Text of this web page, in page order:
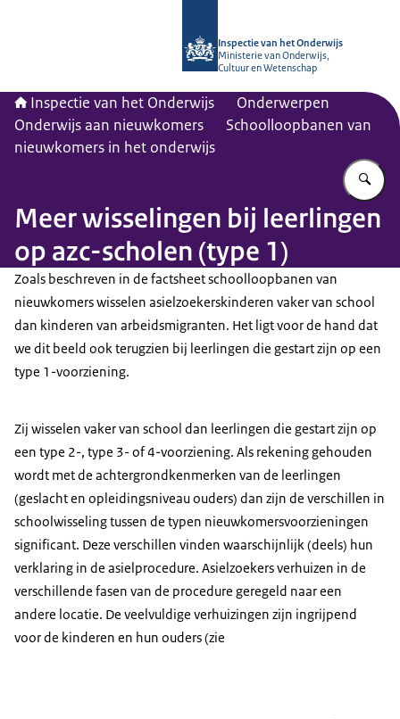
Inspectie van het Onderwijs
Ministerie van Onderwijs,
Cultuur en Wetenschap
Inspectie van het Onderwijs
Onderwerpen
Onderwijs aan nieuwkomers
Schoolloopbanen van
nieuwkomers in het onderwijs
Meer wisselingen bij leerlingen
op azc-scholen (type 1)
Zoals beschreven in de factsheet schoolloopbanen van
nieuwkomers wisselen asielzoekerskinderen vaker van school
dan kinderen van arbeidsmigranten. Het ligt voor de hand dat
we dit beeld ook terugzien bij leerlingen die gestart zijn op een
type 1-voorziening.
Zij wisselen vaker van school dan leerlingen die gestart zijn op
een type 2-, type 3- of 4-voorziening. Als rekening gehouden
wordt met de achtergrondkenmerken van de leerlingen
(geslacht en opleidingsniveau ouders) dan zijn de verschillen in
schoolwisseling tussen de typen nieuwkomersvoorzieningen
significant. Deze verschillen vinden waarschijnlijk (deels) hun
verklaring in de asielprocedure. Asielzoekers verhuizen in de
verschillende fasen van de procedure geregeld naar een
andere locatie. De veelvuldige verhuizingen zijn ingrijpend
voor de kinderen en hun ouders (zie